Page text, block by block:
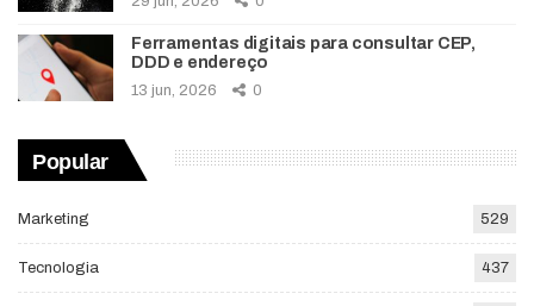
Ferramentas digitais para consultar CEP,
DDD e endereço
13 jun, 2026 0
Popular
Marketing 529
Tecnologia 437